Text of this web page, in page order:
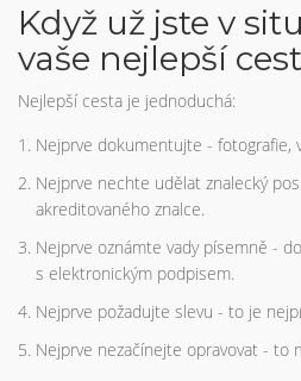
Když už jste v
vaše nejlepší
Nejlepší cesta je jednoduchá:
Nejprve dokumentujte - fotografie,
Nejprve nechte udělat znalecký
akreditovaného znalce.
Nejprve oznámte vady písemně -
s elektronickým podpisem.
Nejprve požadujte slevu - to je
Nejprve nezačínejte opravovat - to